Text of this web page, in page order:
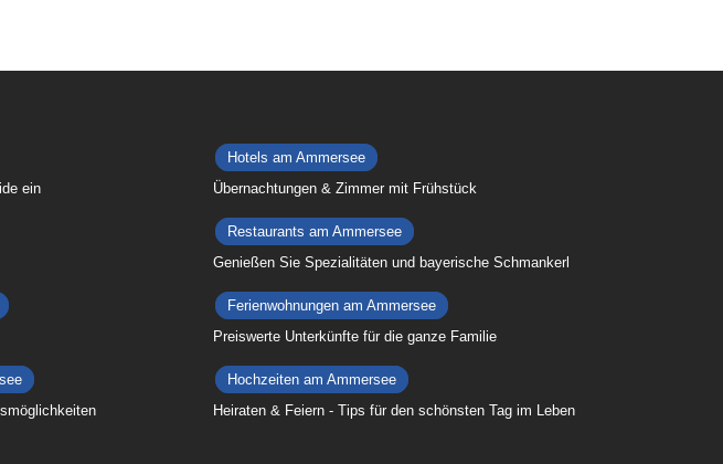
ein
Hotels am Ammersee
Übernachtungen & Zimmer mit Frühstück
Restaurants am Ammersee
Genießen Sie Spezialitäten und bayerische Schmankerl
Ferienwohnungen am Ammersee
Preiswerte Unterkünfte für die ganze Familie
Hochzeiten am Ammersee
Heiraten & Feiern - Tips für den schönsten Tag im Leben